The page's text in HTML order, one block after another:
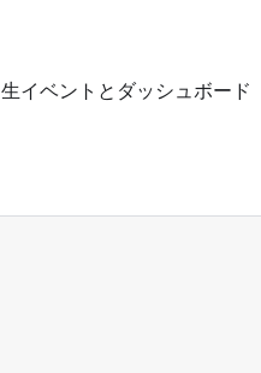
生イベントとダッシュボード